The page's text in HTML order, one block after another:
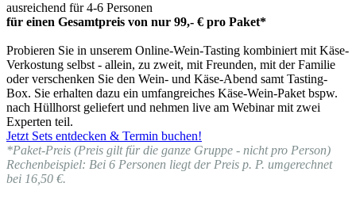
ausreichend für 4-6 Personen
für einen Gesamtpreis von nur 99,- € pro Paket*
Probieren Sie in unserem Online-Wein-Tasting kombiniert mit Käse-
Verkostung selbst - allein, zu zweit, mit Freunden, mit der Familie
oder verschenken Sie den Wein- und Käse-Abend samt Tasting-
Box. Sie erhalten dazu ein umfangreiches Käse-Wein-Paket bspw.
nach Hüllhorst geliefert und nehmen live am Webinar mit zwei
Experten teil.
Jetzt Sets entdecken & Termin buchen!
*Paket-Preis (Preis gilt für die ganze Gruppe - nicht pro Person)
Rechenbeispiel: Bei 6 Personen liegt der Preis p. P. umgerechnet
bei 16,50 €.